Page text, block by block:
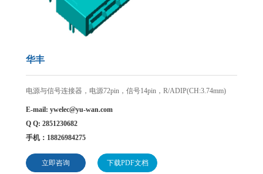
华丰
电源与信号连接器，电源72pin，信号14pin，R/ADIP(CH:3.74mm)
E-mail: ywelec@yu-wan.com
Q Q: 2851230682
手机：18826984275
立即咨询 下载PDF文档